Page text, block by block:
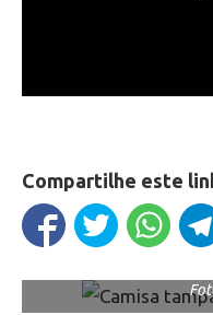
Compartilhe este